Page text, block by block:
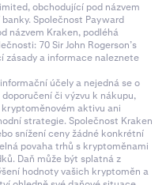
obchodující pod názvem
Společnost Payward
názvem Kraken, podléhá
70 Sir John Rogerson’s
zásady a informace naleznete
účely a nejedná se o
či výzvu k nákupu,
aktivu ani
strategie. Společnost Kraken
snížení ceny žádné konkrétní
povaha trhů s kryptoměnami
Daň může být splatná z
hodnoty vašich kryptoměn a